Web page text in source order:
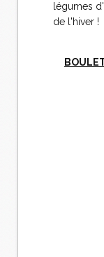
légumes
de l'hiver !